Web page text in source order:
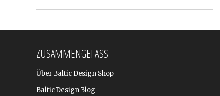
ZUSAMMENGEFASST
Über Baltic Design Shop
Baltic Design Blog